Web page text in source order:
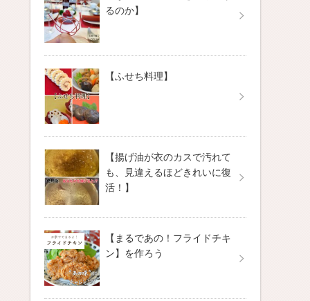
るのか】
【ふせち料理】
【揚げ油が衣のカスで汚れて
も、見違えるほどきれいに復
活！】
【まるであの！フライドチキ
ン】を作ろう